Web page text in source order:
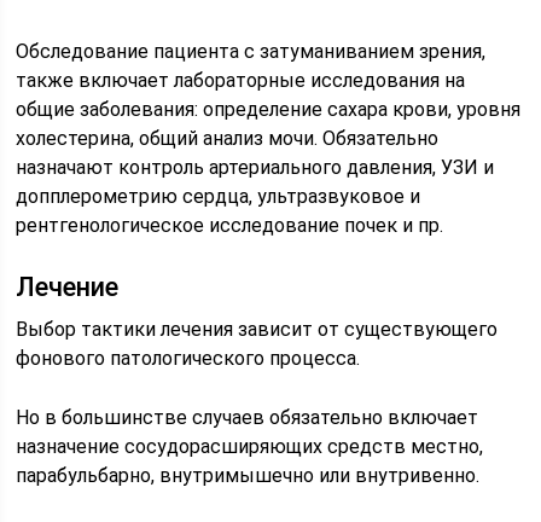
Обследование пациента с затуманиванием зрения,
также включает лабораторные исследования на
общие заболевания: определение сахара крови, уровня
холестерина, общий анализ мочи. Обязательно
назначают контроль артериального давления, УЗИ и
допплерометрию сердца, ультразвуковое и
рентгенологическое исследование почек и пр.
Лечение
Выбор тактики лечения зависит от существующего
фонового патологического процесса.
Но в большинстве случаев обязательно включает
назначение сосудорасширяющих средств местно,
парабульбарно, внутримышечно или внутривенно.